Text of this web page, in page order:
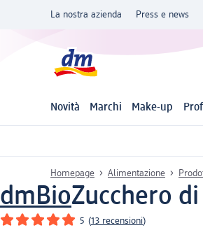
La nostra azienda Press e news
Novità Marchi Make-up
Homepage Alimentazione
dmBioZucchero
5 (13 recensioni)